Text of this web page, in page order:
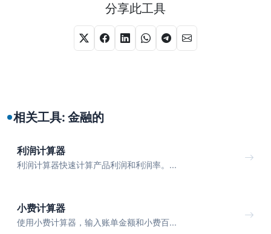
分享此工具
相关工具: 金融的
利润计算器
利润计算器快速计算产品利润和利润率。...
小费计算器
使用小费计算器，输入账单金额和小费百...